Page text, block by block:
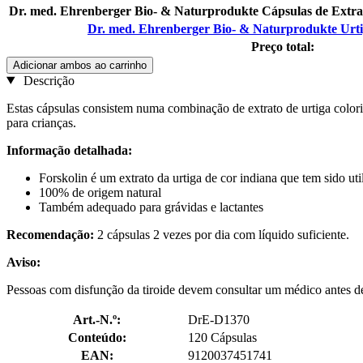
Dr. med. Ehrenberger Bio- & Naturprodukte Cápsulas de
Dr. med. Ehrenberger Bio- & Naturprodukte
Preço total:
Adicionar ambos ao carrinho
Descrição
Estas cápsulas consistem numa combinação de extrato de urtiga
para crianças.
Informação detalhada:
Forskolin é um extrato da urtiga de cor indiana que tem sido
100% de origem natural
Também adequado para grávidas e lactantes
Recomendação: 2 cápsulas 2 vezes por dia com líquido suficiente.
Aviso:
Pessoas com disfunção da tiroide devem consultar um médico antes
Art.-N.º:
DrE-D1370
Conteúdo:
120 Cápsulas
EAN:
9120037451741